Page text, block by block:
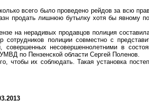
всего было проведено рейдов за всю
продать лишнюю бутылку хотя бы явному
на нерадивых продавцов полиция
сотрудников полиции совместно с
совершенных несовершеннолетними в
по Пензенской области Сергей Поленов.
чтобы их соблюдать. Такая установка